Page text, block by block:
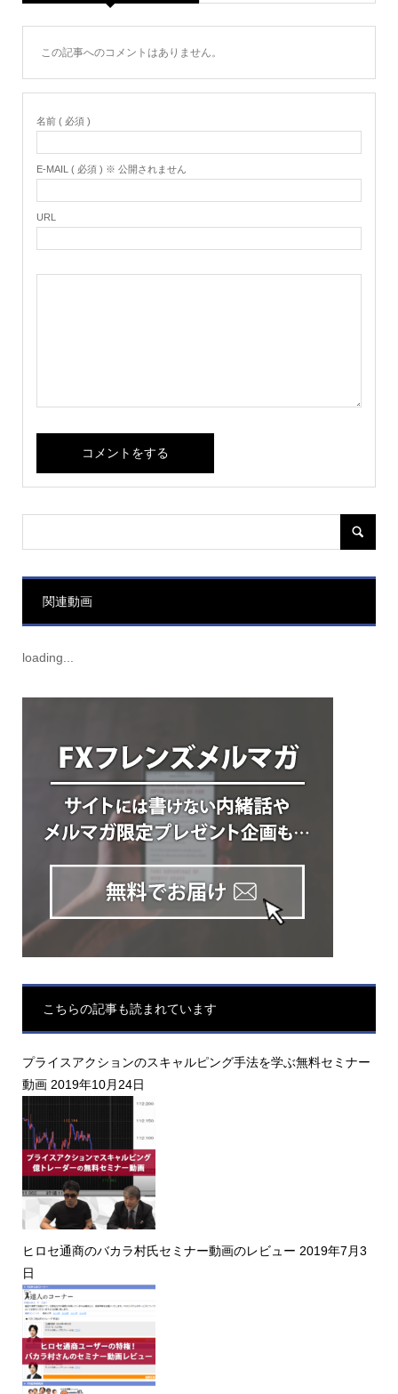
この記事へのコメントはありません。
名前 ( 必須 )
E-MAIL ( 必須 ) ※ 公開されません
URL
関連動画
loading...
こちらの記事も読まれています
プライスアクションのスキャルピング手法を学ぶ無料セミナー
動画2019年10月24日
ヒロセ通商のバカラ村氏セミナー動画のレビュー 2019年7月3
日